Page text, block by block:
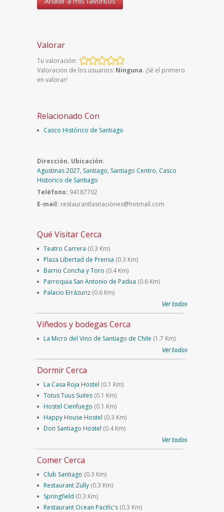
Valorar
Tu valoración:
Valoracion de los usuarios: Ninguna. ¡Sé el primero
en valorar!
Relacionado Con
Casco Histórico de Santiago
Dirección. Ubicación:
Agustinas 2027, Santiago, Santiago Centro, Casco
Historico de Santiago
Teléfono: 94187702
E-mail: restaurantlasnaciones@hotmail.com
Qué Visitar Cerca
Teatro Carrera (0.3 Km)
Plaza Libertad de Prensa (0.3 Km)
Barrio Concha y Toro (0.4 Km)
Parroquia San Antonio de Padua (0.6 Km)
Palacio Errázuriz (0.6 Km)
Ver todos
Viñedos y bodegas Cerca
La Micro del Vino de Santiago de Chile (1.7 Km)
Ver todos
Dormir Cerca
La Casa Roja Hostel (0.1 Km)
Totus Tuus Suites (0.1 Km)
Hostel Cienfuego (0.1 Km)
Happy House Hostel (0.3 Km)
Don Santiago Hostel (0.4 Km)
Ver todos
Comer Cerca
Club Santiago (0.3 Km)
Restaurant Zully (0.3 Km)
Springfield (0.3 Km)
Restaurant Ocean Pacific's (0.3 Km)